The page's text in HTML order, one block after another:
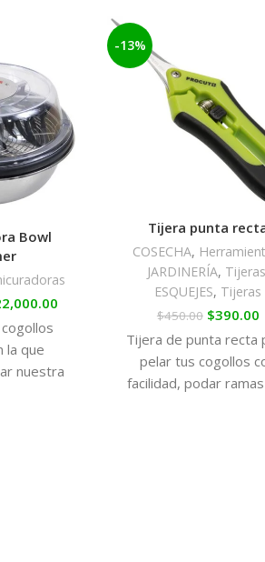
Bowl
la que
nuestra
-13%
Tijera punta
COSECHA,
JARDINERÍA, Tijeras
ESQUEJES, Tijeras
$450.00 $390.00
Tijera de punta recta
pelar tus cogollos
facilidad, podar